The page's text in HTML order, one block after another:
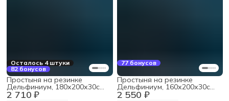
Осталось 4 штуки
82 бонусов
2 710 ₽
Простыня на резинке
Дельфиниум, 180х200х30см,
мако-сатин
77 бонусов
2 550 ₽
Простыня на резинке
Дельфиниум, 160х200х30см,
мако-сатин